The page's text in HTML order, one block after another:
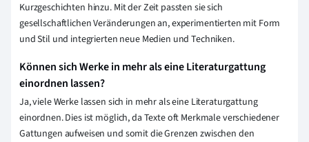
Kurzgeschichten hinzu. Mit der Zeit passten sie sich
gesellschaftlichen Veränderungen an, experimentierten mit Form
und Stil und integrierten neue Medien und Techniken.
Können sich Werke in mehr als eine Literaturgattung
einordnen lassen?
Ja, viele Werke lassen sich in mehr als eine Literaturgattung
einordnen. Dies ist möglich, da Texte oft Merkmale verschiedener
Gattungen aufweisen und somit die Grenzen zwischen den